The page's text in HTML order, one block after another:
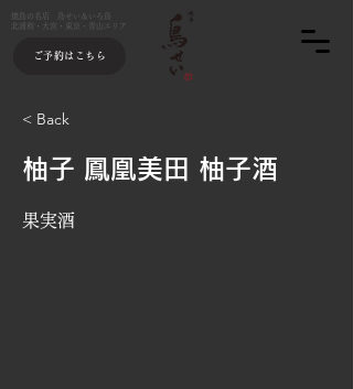
焼鳥の名店 鳥せい＆いろ鳥
北浦和・大宮・東京・青山エリア
ご予約はこちら
< Back
柚子 鳳凰美田 柚子酒
果実酒